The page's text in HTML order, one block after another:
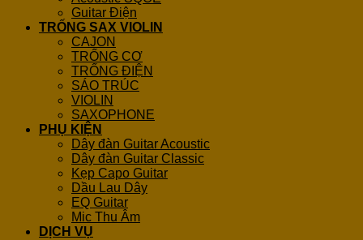
Guitar Điện
TRỐNG SAX VIOLIN
CAJON
TRỐNG CƠ
TRỐNG ĐIỆN
SÁO TRÚC
VIOLIN
SAXOPHONE
PHỤ KIỆN
Dây đàn Guitar Acoustic
Dây đàn Guitar Classic
Kẹp Capo Guitar
Dầu Lau Dây
EQ Guitar
Mic Thu Âm
DỊCH VỤ